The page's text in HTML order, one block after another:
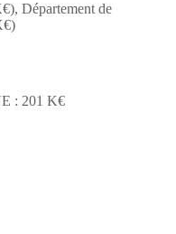
Département de
: 201 K€